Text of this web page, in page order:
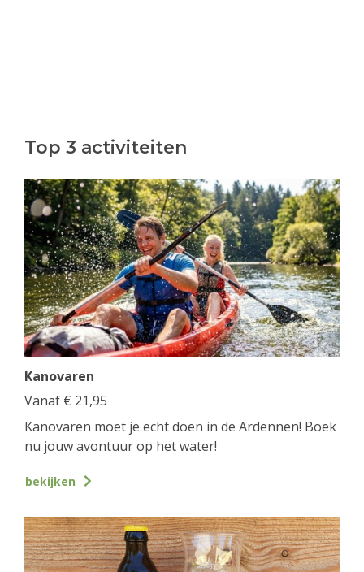
Top 3 activiteiten
Kanovaren
Vanaf € 21,95
Kanovaren moet je echt doen in de Ardennen! Boek
nu jouw avontuur op het water!
bekijken